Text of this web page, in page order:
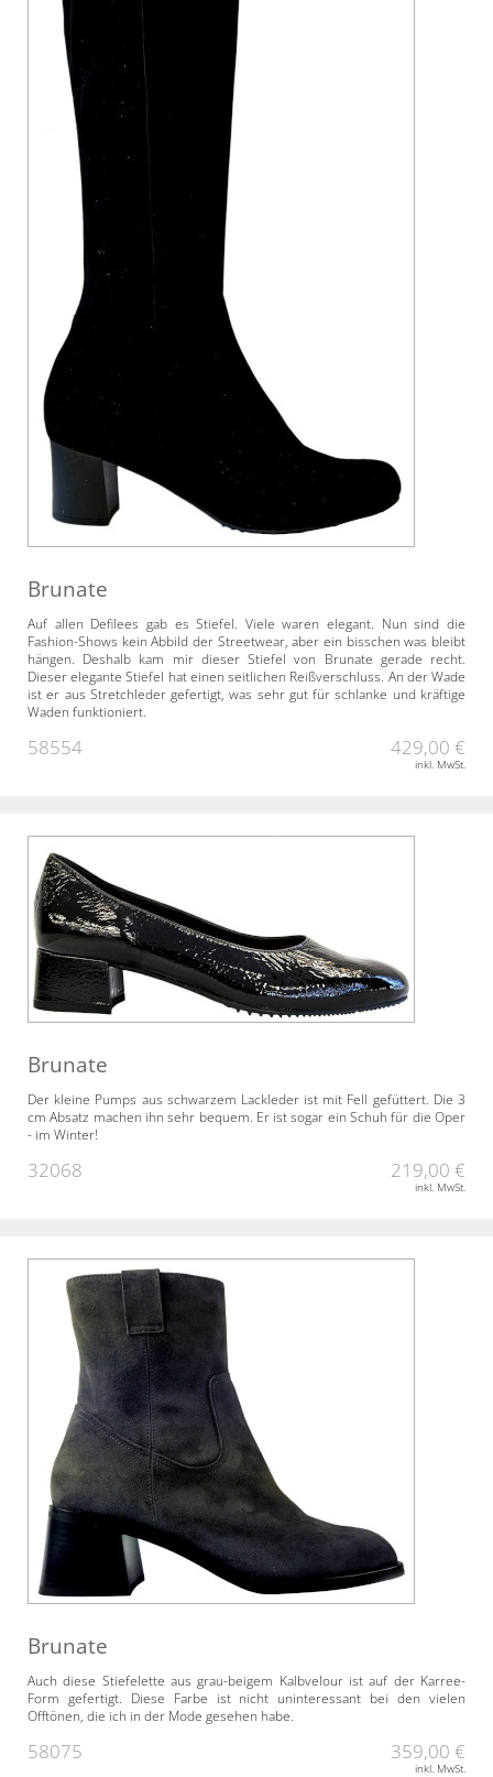
Brunate
Auf allen Defilees gab es Stiefel. Viele waren elegant. Nun sind die
Fashion-Shows kein Abbild der Streetwear, aber ein bisschen was bleibt
hängen. Deshalb kam mir dieser Stiefel von Brunate gerade recht.
Dieser elegante Stiefel hat einen seitlichen Reißverschluss. An der Wade
ist er aus Stretchleder gefertigt, was sehr gut für schlanke und kräftige
Waden funktioniert.
58554 429,00 €
inkl. MwSt.
Brunate
Der kleine Pumps aus schwarzem Lackleder ist mit Fell gefüttert. Die 3
cm Absatz machen ihn sehr bequem. Er ist sogar ein Schuh für die Oper
- im Winter!
32068 219,00 €
inkl. MwSt.
Brunate
Auch diese Stiefelette aus grau-beigem Kalbvelour ist auf der Karree-
Form gefertigt. Diese Farbe ist nicht uninteressant bei den vielen
Offtönen, die ich in der Mode gesehen habe.
58075 359,00 €
inkl. MwSt.